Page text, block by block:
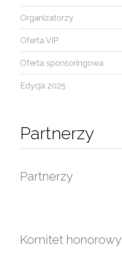
Partnerzy
Partnerzy
Komitet honorowy
Organizatorzy
Oferta VIP
Oferta sponsoringowa
Edycja 2025